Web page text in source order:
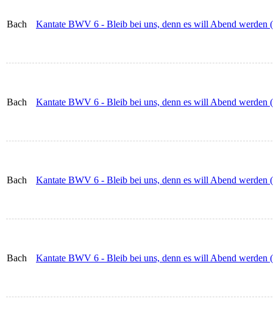
Bach Kantate BWV 6 - Bleib bei uns, denn es will Abend werden
Bach Kantate BWV 6 - Bleib bei uns, denn es will Abend werden
Bach Kantate BWV 6 - Bleib bei uns, denn es will Abend werden
Bach Kantate BWV 6 - Bleib bei uns, denn es will Abend werden